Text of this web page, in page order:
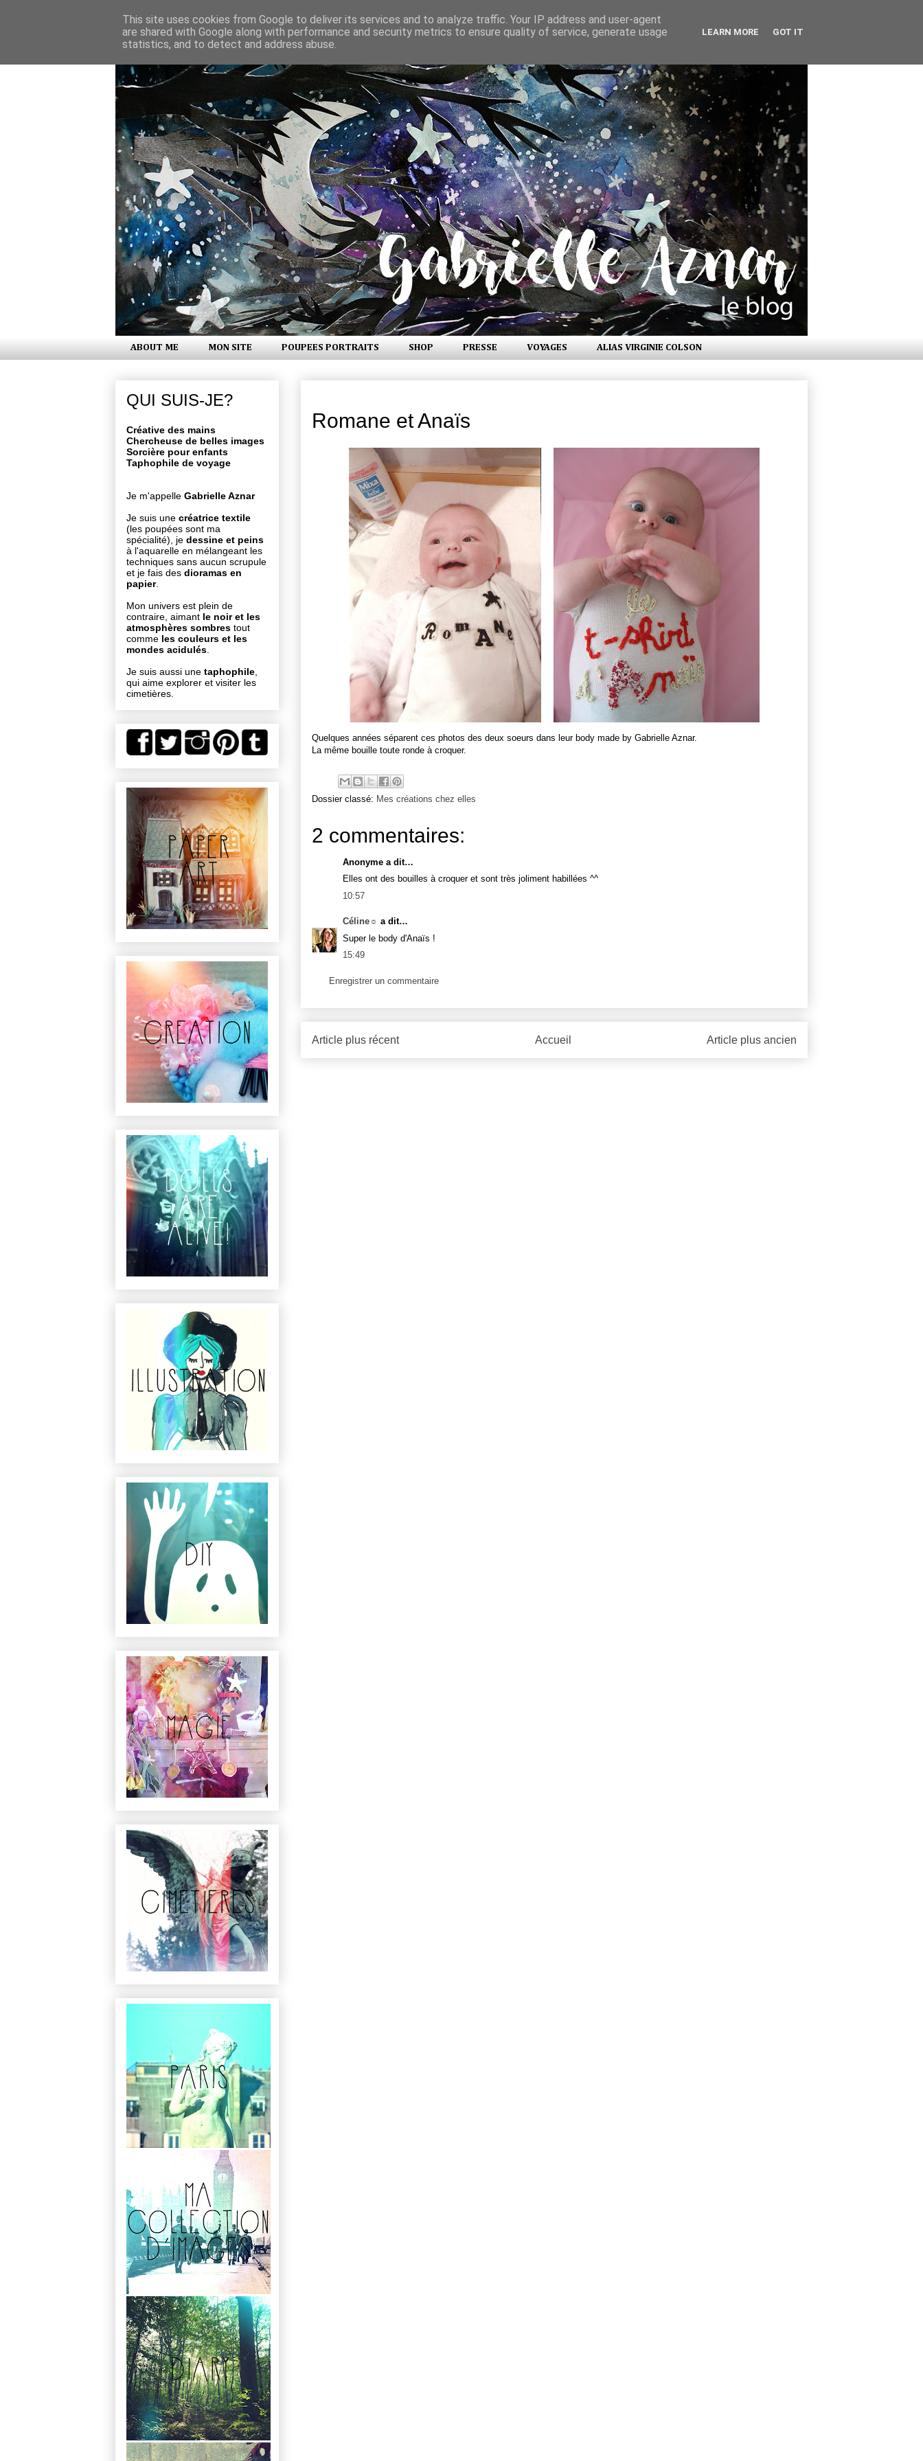
ABOUT ME MON SITE POUPEES PORTRAITS SHOP PRESSE VOYAGES ALIAS VIRGINIE COLSON
Romane et Anaïs
Quelques années séparent ces photos des deux soeurs dans leur body made by Gabrielle Aznar.
La même bouille toute ronde à croquer.
Dossier classé: Mes créations chez elles
2 commentaires:
Anonyme a dit…
Elles ont des bouilles à croquer et sont très joliment habillées ^^
10:57
Céline☼ a dit…
Super le body d'Anaïs !
15:49
Enregistrer un commentaire
Article plus récent Article plus ancien
Accueil
QUI SUIS-JE?
Créative des mains
Chercheuse de belles images
Sorcière pour enfants
Taphophile de voyage
Je m'appelle Gabrielle Aznar
Je suis une créatrice textile
(les poupées sont ma
spécialité), je dessine et peins
à l'aquarelle en mélangeant les
techniques sans aucun scrupule
et je fais des dioramas en
papier.
Mon univers est plein de
contraire, aimant le noir et les
atmosphères sombres tout
comme les couleurs et les
mondes acidulés
Je suis aussi une taphophile
qui aime explorer et visiter les
cimetières.
This site uses cookies from Google to deliver its services and to analyze traffic. Your IP address and user-agent
are shared with Google along with performance and security metrics to ensure quality of service, generate usage
statistics, and to detect and address abuse.
LEARN MORE GOT IT